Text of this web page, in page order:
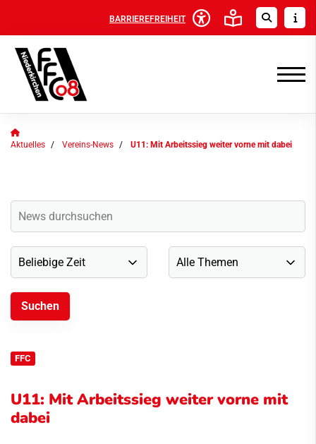
BARRIEREFREIHEIT
Aktuelles Vereins-News U11: Mit Arbeitssieg weiter vorne mit dabei
FFC
U11: Mit Arbeitssieg weiter vorne mit
dabei